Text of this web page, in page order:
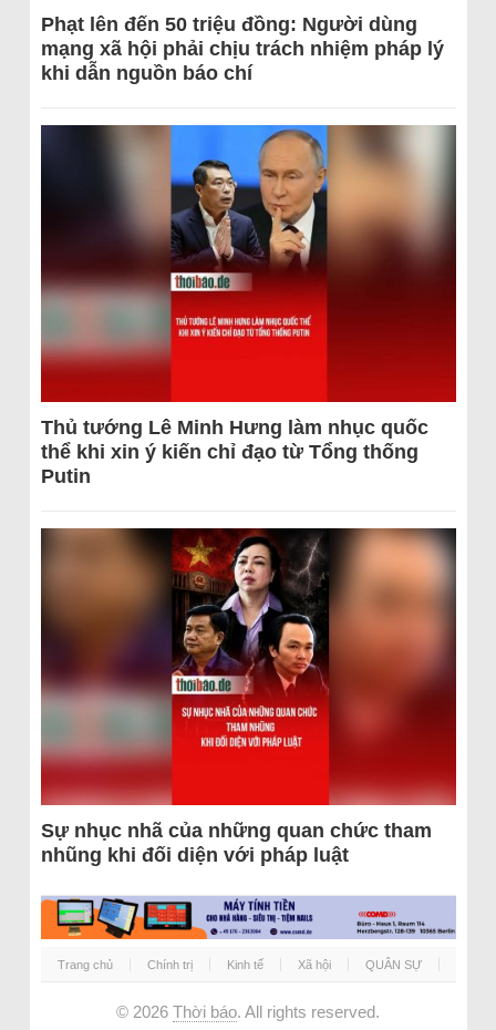
Phạt lên đến 50 triệu đồng: Người dùng
mạng xã hội phải chịu trách nhiệm pháp lý
khi dẫn nguồn báo chí
Thủ tướng Lê Minh Hưng làm nhục quốc
thể khi xin ý kiến chỉ đạo từ Tổng thống
Putin
Sự nhục nhã của những quan chức tham
nhũng khi đối diện với pháp luật
Trang chủ Chính trị Kinh tế Xã hội QUÂN SỰ
© 2026 Thời báo. All rights reserved.